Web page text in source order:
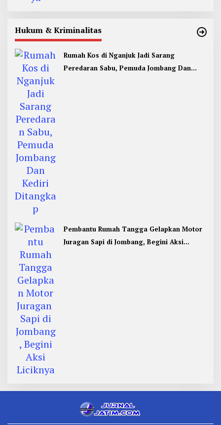
Hukum & Kriminalitas
Rumah Kos di Nganjuk Jadi Sarang
Peredaran Sabu, Pemuda Jombang Dan
Pembantu Rumah Tangga Gelapkan Motor
Juragan Sapi di Jombang, Begini Aksi